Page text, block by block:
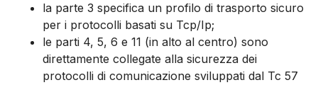
la parte 3 specifica un profilo di trasporto sicuro
per i protocolli basati su Tcp/Ip;
le parti 4, 5, 6 e 11 (in alto al centro) sono
direttamente collegate alla sicurezza dei
protocolli di comunicazione sviluppati dal Tc 57